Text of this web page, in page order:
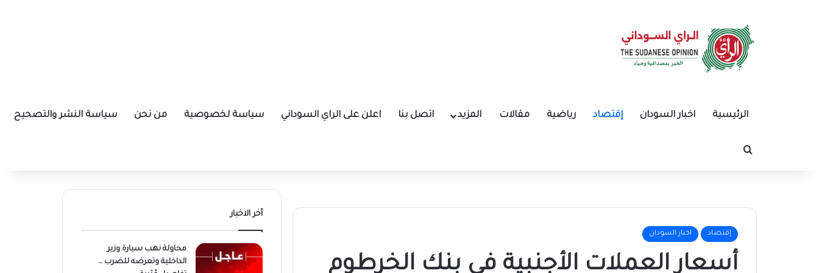
الرئيسية اخبار السودان إقتصاد رياضية مقالات المزيد اتصل بنا اعلن على الراي السوداني سياسة لخصوصية من نحن سياسة النشر والتصحيح
بحث عن
إقتصاد اخبار السودان
أسعار العملات الأجنبية في بنك الخرطوم
أخر الاخبار
محاولة نهب سيارة وزير
الداخلية وتعرضه للضرب …